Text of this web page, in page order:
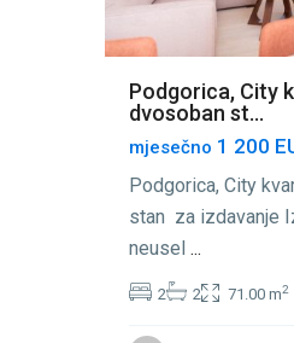
Podgorica, City
dvosoban st...
mjesečno 1 200
Podgorica, City
stan za izdavanje
neusel ...
2 2 71.00 m2